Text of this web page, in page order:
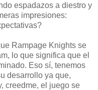
espadazos a diestro y
impresiones:
Rampage Knights se
lo que significa que el
Eso sí, tenemos
desarrollo ya que,
creedme, el juego se